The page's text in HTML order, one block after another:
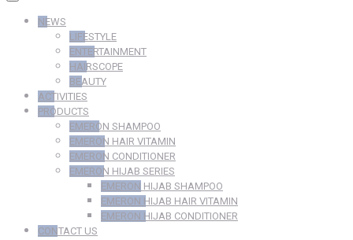
NEWS
LIFESTYLE
ENTERTAINMENT
HAIRSCOPE
BEAUTY
ACTIVITIES
PRODUCTS
EMERON SHAMPOO
EMERON HAIR VITAMIN
EMERON CONDITIONER
EMERON HIJAB SERIES
EMERON HIJAB SHAMPOO
EMERON HIJAB HAIR VITAMIN
EMERON HIJAB CONDITIONER
CONTACT US